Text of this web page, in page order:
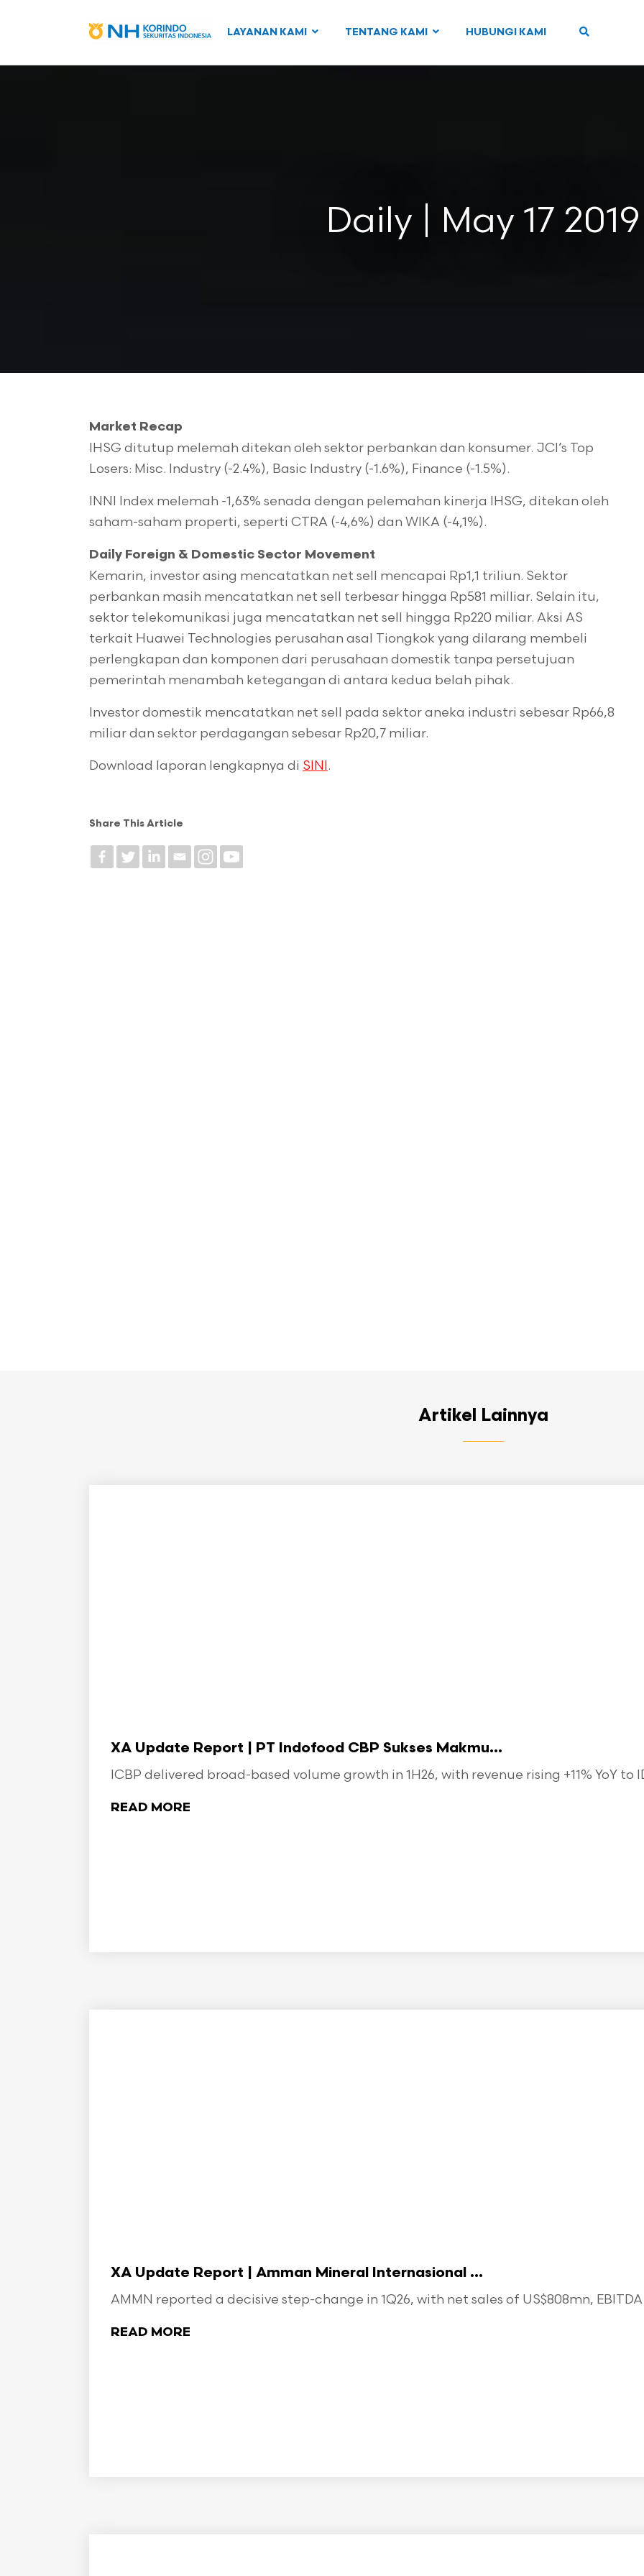
LAYANAN KAMI TENTANG KAMI HUBUNGI KAMI
Daily | May 17 2019
Market Recap
IHSG ditutup melemah ditekan oleh sektor perbankan dan konsumer. JCI’s Top
Losers: Misc. Industry (-2.4%), Basic Industry (-1.6%), Finance (-1.5%).
INNI Index melemah -1,63% senada dengan pelemahan kinerja IHSG, ditekan oleh
saham-saham properti, seperti CTRA (-4,6%) dan WIKA (-4,1%).
Daily Foreign & Domestic Sector Movement
Kemarin, investor asing mencatatkan net sell mencapai Rp1,1 triliun. Sektor
perbankan masih mencatatkan net sell terbesar hingga Rp581 milliar. Selain itu,
sektor telekomunikasi juga mencatatkan net sell hingga Rp220 miliar. Aksi AS
terkait Huawei Technologies perusahan asal Tiongkok yang dilarang membeli
perlengkapan dan komponen dari perusahaan domestik tanpa persetujuan
pemerintah menambah ketegangan di antara kedua belah pihak.
Investor domestik mencatatkan net sell pada sektor aneka industri sebesar Rp66,8
miliar dan sektor perdagangan sebesar Rp20,7 miliar.
Download laporan lengkapnya di SINI .
Share This Article
Artikel Lainnya
XA Update Report | PT Indofood CBP Sukses Makmu...
ICBP delivered broad-based volume growth in 1H26, with revenue rising +11% YoY to
READ MORE
XA Update Report | Amman Mineral Internasional ...
AMMN reported a decisive step-change in 1Q26, with net sales of US$808mn, EBITDA
READ MORE